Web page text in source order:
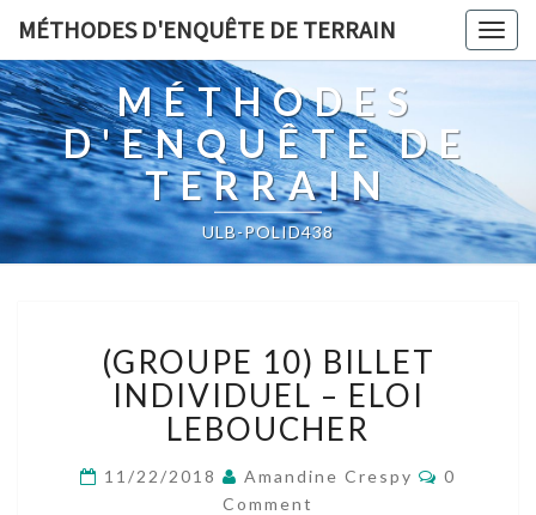
MÉTHODES D'ENQUÊTE DE TERRAIN
MÉTHODES
D'ENQUÊTE DE
TERRAIN
ULB-POLID438
10)
BILLET
INDIVIDUEL
–
ELOI
LEBOUCHER
(GROUPE 10) BILLET
INDIVIDUEL – ELOI
LEBOUCHER
11/22/2018 Amandine Crespy
0
Comment